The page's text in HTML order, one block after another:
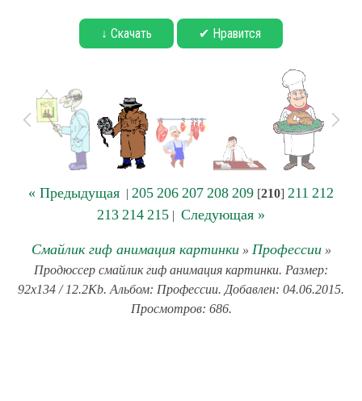
↓ Скачать ✔ Нравится
« Предыдущая | 205 206 207 208 209 [210] 211 212
213 214 215 | Следующая »
Смайлик гиф анимация картинки» Профессии»
Продюссер смайлик гиф анимация картинки. Размер:
92x134 / 12.2Kb. Альбом: Профессии. Добавлен: 04.06.2015.
Просмотров: 686.